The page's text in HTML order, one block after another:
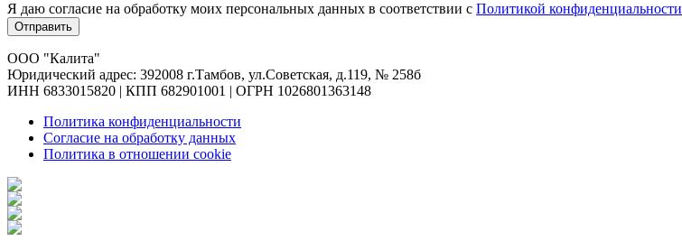
Я даю согласие на обработку моих персональных данных в соответствии c Политикой конфиденциальности
Отправить
ООО "Калита"
Юридический адрес: 392008 г.Тамбов, ул.Советская, д.119, № 258б
ИНН 6833015820 | КПП 682901001 | ОГРН 1026801363148
Политика конфиденциальности
Согласие на обработку данных
Политика в отношении cookie